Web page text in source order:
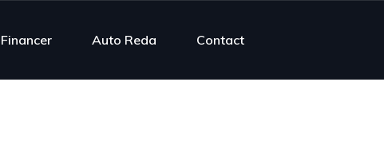
Financer Auto Reda Contact